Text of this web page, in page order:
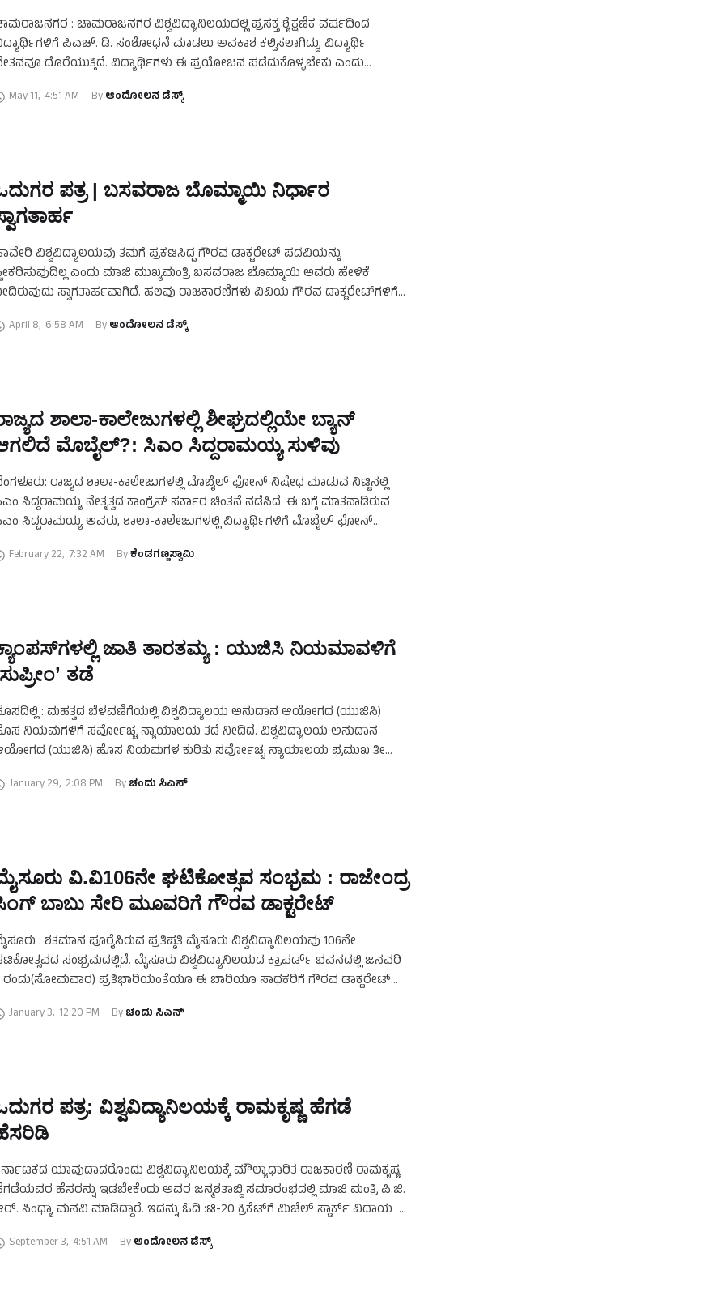
: ಚಾಮರಾಜನಗರ ವಿಶ್ವವಿದ್ಯಾನಿಲಯದಲ್ಲಿ ಪ್ರಸಕ್ತ ಶೈಕ್ಷಣಿಕ ವರ್ಷದಿಂದ
ಪಿಎಚ್. ಡಿ. ಸಂಶೋಧನೆ ಮಾಡಲು ಅವಕಾಶ ಕಲ್ಪಿಸಲಾಗಿದ್ದು, ವಿದ್ಯಾರ್ಥಿ
ದೊರೆಯುತ್ತಿದೆ. ವಿದ್ಯಾರ್ಥಿಗಳು ಈ ಪ್ರಯೋಜನ ಪಡೆದುಕೊಳ್ಳಬೇಕು ಎಂದು
May 11, 4:51 AM By ಆಂದೋಲನ ಡೆಸ್ಕ್
ಪತ್ರ | ಬಸವರಾಜ ಬೊಮ್ಮಾಯಿ ನಿರ್ಧಾರ
ವಿಶ್ವವಿದ್ಯಾಲಯವು ತಮಗೆ ಪ್ರಕಟಿಸಿದ್ದ ಗೌರವ ಡಾಕ್ಟರೇಟ್ ಪದವಿಯನ್ನು
ಎಂದು ಮಾಜಿ ಮುಖ್ಯಮಂತ್ರಿ ಬಸವರಾಜ ಬೊಮ್ಮಾಯಿ ಅವರು ಹೇಳಿಕೆ
ಸ್ವಾಗತಾರ್ಹವಾಗಿದೆ. ಹಲವು ರಾಜಕಾರಣಿಗಳು ವಿವಿಯ ಗೌರವ ಡಾಕ್ಟರೇಟ್‌ಗಳಿಗೆ
…
April 8, 6:58 AM By ಆಂದೋಲನ ಡೆಸ್ಕ್
ಶಾಲಾ-ಕಾಲೇಜುಗಳಲ್ಲಿ ಶೀಘ್ರದಲ್ಲಿಯೇ ಬ್ಯಾನ್‌
ಮೊಬೈಲ್?:‌ ಸಿಎಂ ಸಿದ್ದರಾಮಯ್ಯ ಸುಳಿವು
ರಾಜ್ಯದ ಶಾಲಾ-ಕಾಲೇಜುಗಳಲ್ಲಿ ಮೊಬೈಲ್‌ ಫೋನ್‌ ನಿಷೇಧ ಮಾಡುವ ನಿಟ್ಟಿನಲ್ಲಿ
ಸಿದ್ದರಾಮಯ್ಯ ನೇತೃತ್ವದ ಕಾಂಗ್ರೆಸ್‌ ಸರ್ಕಾರ ಚಿಂತನೆ ನಡೆಸಿದೆ. ಈ ಬಗ್ಗೆ ಮಾತನಾಡಿರುವ
ಸಿದ್ದರಾಮಯ್ಯ ಅವರು, ಶಾಲಾ-ಕಾಲೇಜುಗಳಲ್ಲಿ ವಿದ್ಯಾರ್ಥಿಗಳಿಗೆ ಮೊಬೈಲ್‌ ಫೋನ್‌
February 22, 7:32 AM By ಕೆಂಡಗಣ್ಣಸ್ವಾಮಿ
ಜಾತಿ ತಾರತಮ್ಯ : ಯುಜಿಸಿ ನಿಯಮಾವಳಿಗೆ
ತಡೆ
: ಮಹತ್ವದ ಬೆಳವಣಿಗೆಯಲ್ಲಿ ವಿಶ್ವವಿದ್ಯಾಲಯ ಅನುದಾನ ಆಯೋಗದ (ಯುಜಿಸಿ)
ನಿಯಮಗಳಿಗೆ ಸರ್ವೋಚ್ಚ ನ್ಯಾಯಾಲಯ ತಡೆ ನೀಡಿದೆ. ವಿಶ್ವವಿದ್ಯಾಲಯ ಅನುದಾನ
(ಯುಜಿಸಿ) ಹೊಸ ನಿಯಮಗಳ ಕುರಿತು ಸರ್ವೋಚ್ಚ ನ್ಯಾಯಾಲಯ ಪ್ರಮುಖ ತೀರ್ಪು
January 29, 2:08 PM By ಚಂದು ಸಿಎನ್
ವಿ.ವಿ106ನೇ ಘಟಿಕೋತ್ಸವ ಸಂಭ್ರಮ : ರಾಜೇಂದ್ರ
ಬಾಬು ಸೇರಿ ಮೂವರಿಗೆ ಗೌರವ ಡಾಕ್ಟರೇಟ್‌
: ಶತಮಾನ ಪೂರೈಸಿರುವ ಪ್ರತಿಷ್ಠತಿ ಮೈಸೂರು ವಿಶ್ವವಿದ್ಯಾನಿಲಯವು 106ನೇ
ಸಂಭ್ರಮದಲ್ಲಿದೆ. ಮೈಸೂರು ವಿಶ್ವವಿದ್ಯಾನಿಲಯದ ಕ್ರಾಫರ್ಡ್‌ ಭವನದಲ್ಲಿ ಜನವರಿ
ರಂದು(ಸೋಮವಾರ) ಪ್ರತಿಭಾರಿಯಂತೆಯೂ ಈ ಬಾರಿಯೂ ಸಾಧಕರಿಗೆ ಗೌರವ ಡಾಕ್ಟರೇಟ್‌
January 3, 12:20 PM By ಚಂದು ಸಿಎನ್
ಪತ್ರ: ವಿಶ್ವವಿದ್ಯಾನಿಲಯಕ್ಕೆ ರಾಮಕೃಷ್ಣ ಹೆಗಡೆ
ಯಾವುದಾದರೊಂದು ವಿಶ್ವವಿದ್ಯಾನಿಲಯಕ್ಕೆ ಮೌಲ್ಯಾಧಾರಿತ ರಾಜಕಾರಣಿ ರಾಮಕೃಷ್ಣ
ಹೆಸರನ್ನು ಇಡಬೇಕೆಂದು ಅವರ ಜನ್ಮಶತಾಬ್ದಿ ಸಮಾರಂಭದಲ್ಲಿ ಮಾಜಿ ಮಂತ್ರಿ ಪಿ.ಜಿ.
ಸಿಂಧ್ಯಾ ಮನವಿ ಮಾಡಿದ್ದಾರೆ. ಇದನ್ನು ಓದಿ :ಟಿ-20 ಕ್ರಿಕೆಟ್‌ಗೆ ಮಿಚೆಲ್‌ ಸ್ಟಾರ್ಕ್‌ ವಿದಾಯ
September 3, 4:51 AM By ಆಂದೋಲನ ಡೆಸ್ಕ್